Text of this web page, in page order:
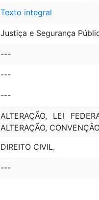
Texto integral
Justiça e Segurança
---
---
---
ALTERAÇÃO, LEI
ALTERAÇÃO,
DIREITO CIVIL.
---